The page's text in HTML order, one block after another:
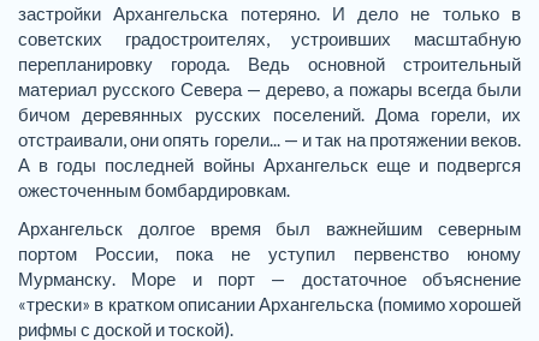
застройки Архангельска потеряно. И дело не только в
советских градостроителях, устроивших масштабную
перепланировку города. Ведь основной строительный
материал русского Севера — дерево, а пожары всегда были
бичом деревянных русских поселений. Дома горели, их
отстраивали, они опять горели... — и так на протяжении веков.
А в годы последней войны Архангельск еще и подвергся
ожесточенным бомбардировкам.
Архангельск долгое время был важнейшим северным
портом России, пока не уступил первенство юному
Мурманску. Море и порт — достаточное объяснение
«трески» в кратком описании Архангельска (помимо хорошей
рифмы с доской и тоской).